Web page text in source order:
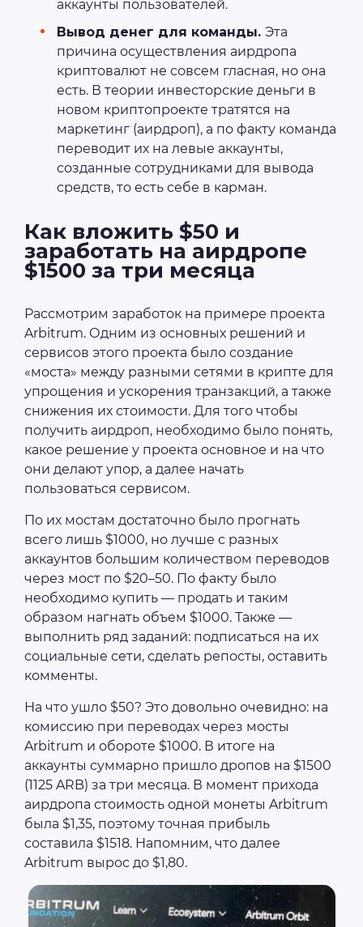
аккаунты пользователей.
Вывод денег для команды. Эта
причина осуществления аирдропа
криптовалют не совсем гласная, но она
есть. В теории инвесторские деньги в
новом криптопроекте тратятся на
маркетинг (аирдроп), а по факту команда
переводит их на левые аккаунты,
созданные сотрудниками для вывода
средств, то есть себе в карман.
Как вложить $50 и
заработать на аирдропе
$1500 за три месяца
Рассмотрим заработок на примере проекта
Arbitrum. Одним из основных решений и
сервисов этого проекта было создание
«моста» между разными сетями в крипте для
упрощения и ускорения транзакций, а также
снижения их стоимости. Для того чтобы
получить аирдроп, необходимо было понять,
какое решение у проекта основное и на что
они делают упор, а далее начать
пользоваться сервисом.
По их мостам достаточно было прогнать
всего лишь $1000, но лучше с разных
аккаунтов большим количеством переводов
через мост по $20–50. По факту было
необходимо купить — продать и таким
образом нагнать объем $1000. Также —
выполнить ряд заданий: подписаться на их
социальные сети, сделать репосты, оставить
комменты.
На что ушло $50? Это довольно очевидно: на
комиссию при переводах через мосты
Arbitrum и обороте $1000. В итоге на
аккаунты суммарно пришло дропов на $1500
(1125 ARB) за три месяца. В момент прихода
аирдропа стоимость одной монеты Arbitrum
была $1,35, поэтому точная прибыль
составила $1518. Напомним, что далее
Arbitrum вырос до $1,80.